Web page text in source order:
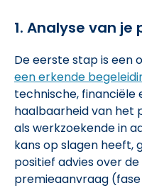
1. Analyse van je
De eerste stap is een
een erkende
technische, financiële
haalbaarheid van het
als werkzoekende in
kans op slagen heeft,
positief advies over
premieaanvraag